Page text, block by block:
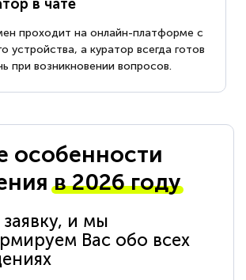
в чате
проходит на онлайн-платформе с
устройства, а куратор всегда готов
при возникновении вопросов.
особенности
в 2026 году
и мы
Вас обо всех